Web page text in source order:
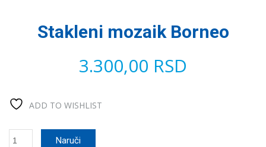
Stakleni mozaik Borneo
3.300,00 RSD
ADD TO WISHLIST
Stakleni
Naruči